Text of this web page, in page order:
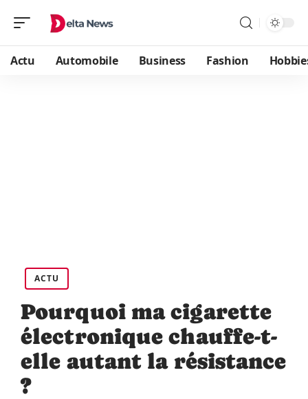
Actu Automobile Business Fashion
ACTU
Pourquoi ma cigarette
électronique chauffe-t-
elle autant la résistance
?